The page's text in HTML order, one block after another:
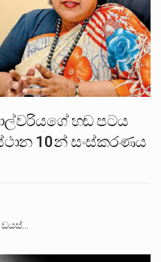
හඬ පටය
10න් සංස්කරණය